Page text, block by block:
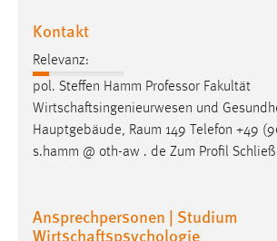
Kontakt
Relevanz:
pol. Steffen Hamm Professor Fakultät
Wirtschaftsingenieurwesen und
Hauptgebäude, Raum 149 Telefon +49
s.hamm @ oth-aw . de Zum Profil
Ansprechpersonen | Studium
Wirtschaftspsychologie